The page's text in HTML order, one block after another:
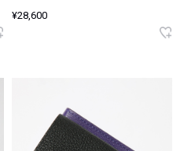
¥28,600